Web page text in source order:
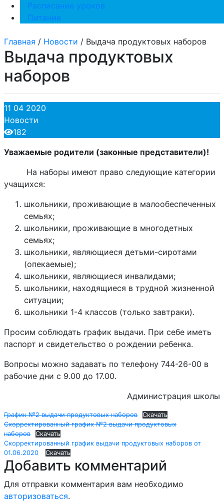
Расписание уроков
Питание
Главная / Новости / Выдача продуктовых наборов
Выдача продуктовых
наборов
11 04 2020
Новости
182
Уважаемые родители (законные представители)!
На наборы имеют право следующие категории
учащихся:
школьники, проживающие в малообеспеченных
семьях;
школьники, проживающие в многодетных
семьях;
школьники, являющиеся детьми-сиротами
(опекаемые);
школьники, являющиеся инвалидами;
школьники, находящиеся в трудной жизненной
ситуации;
школьники 1-4 классов (только завтраки).
Просим соблюдать график выдачи. При себе иметь
паспорт и свидетельство о рождении ребенка.
Вопросы можно задавать по телефону 744-26-00 в
рабочие дни с 9.00 до 17.00.
Администрация школы
График №2 выдачи продуктовых наборов
Скачать
Скорректированный график №2 выдачи продуктовых
наборов
Скачать
Скорректированный график выдачи продуктовых наборов от
01.06.2020
Скачать
Добавить комментарий
Для отправки комментария вам необходимо
авторизоваться.